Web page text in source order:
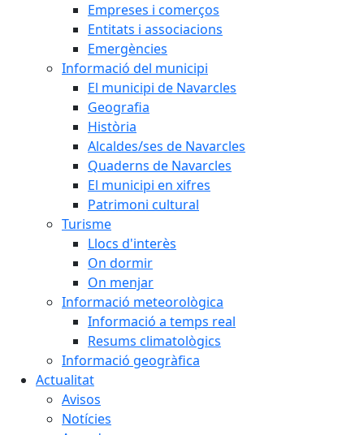
Empreses i comerços
Entitats i associacions
Emergències
Informació del municipi
El municipi de Navarcles
Geografia
Història
Alcaldes/ses de Navarcles
Quaderns de Navarcles
El municipi en xifres
Patrimoni cultural
Turisme
Llocs d'interès
On dormir
On menjar
Informació meteorològica
Informació a temps real
Resums climatològics
Informació geogràfica
Actualitat
Avisos
Notícies